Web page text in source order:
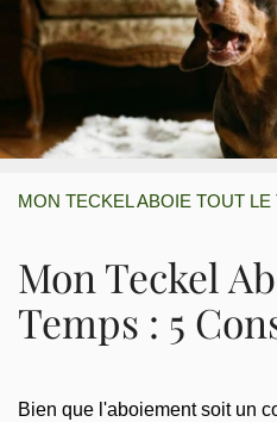
MON TECKEL ABOIE TOUT LE
Mon Teckel
Temps : 5
Bien que l'aboiement soit un